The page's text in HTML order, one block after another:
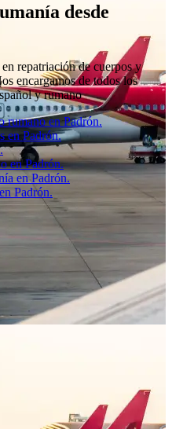
desde
repatriación de cuerpos y
encargamos de todos los
y rumano
rumano en Padrón.
en Padrón.
en Padrón.
en Padrón.
Padrón.